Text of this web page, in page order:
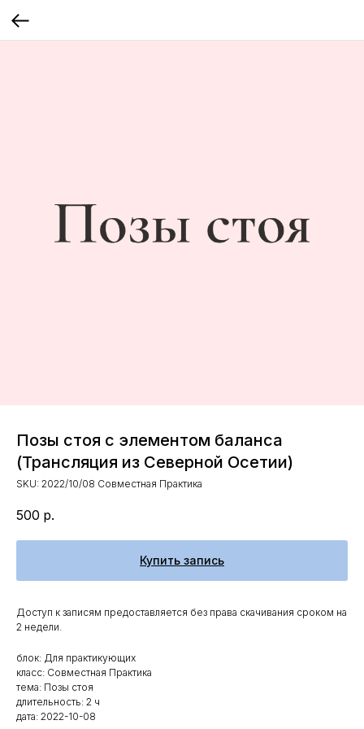
Позы стоя с элементом баланса
(Трансляция из Северной Осетии)
SKU: 2022/10/08 Совместная Практика
500 р.
Купить запись
Доступ к записям предоставляется без права скачивания сроком на
2 недели.
блок: Для практикующих
класс: Совместная Практика
тема: Позы стоя
длительность: 2 ч
дата: 2022-10-08